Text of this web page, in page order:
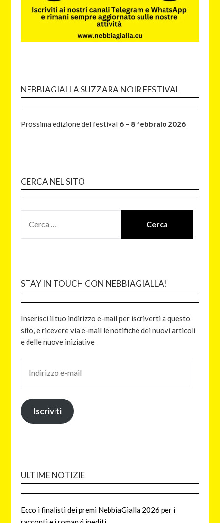
NEBBIAGIALLA SUZZARA NOIR FESTIVAL
Prossima edizione del festival 6 – 8 febbraio 2026
CERCA NEL SITO
STAY IN TOUCH CON NEBBIAGIALLA!
Inserisci il tuo indirizzo e-mail per iscriverti a questo
sito, e ricevere via e-mail le notifiche dei nuovi articoli
e delle nuove iniziative
Iscriviti
ULTIME NOTIZIE
Ecco i finalisti dei premi NebbiaGialla 2026 per i